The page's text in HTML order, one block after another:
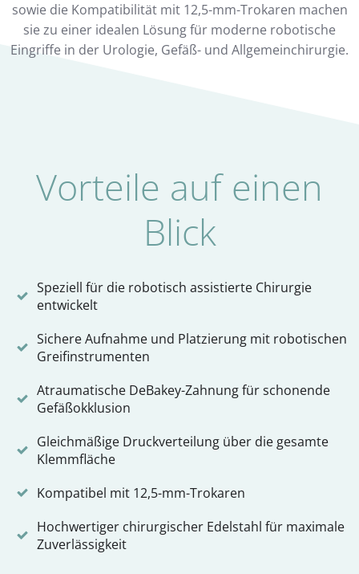
sowie die Kompatibilität mit 12,5-mm-Trokaren machen
sie zu einer idealen Lösung für moderne robotische
Eingriffe in der Urologie, Gefäß- und Allgemeinchirurgie.
Vorteile auf einen
Blick
Speziell für die robotisch assistierte Chirurgie
entwickelt
Sichere Aufnahme und Platzierung mit robotischen
Greifinstrumenten
Atraumatische DeBakey-Zahnung für schonende
Gefäßokklusion
Gleichmäßige Druckverteilung über die gesamte
Klemmfläche
Kompatibel mit 12,5-mm-Trokaren
Hochwertiger chirurgischer Edelstahl für maximale
Zuverlässigkeit